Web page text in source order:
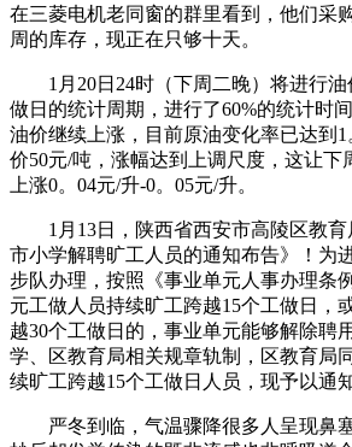
在三菱电机老同窗的群里看到，他们采
周的库存，现正在只够十天。
1月20日24时（下周二晚）将进行油
做日的统计周期，进行了60%的统计时
油价继续上涨，目前原油变化率已达到1
价50元/吨，涨幅达到上调尺度，这让下
上涨0。04元/升-0。05元/升。
1月13日，陕西省西安市高陵区教育
市小学解聘旷工人员的通知布告》！为
步队办理，按照《事业单元人事办理条
元工做人员持续旷工跨越15个工做日，
越30个工做日的，事业单元能够解除聘
学、区教育局相关规章轨制，区教育局
续旷工跨越15个工做日人员，现予以通
严冬到临，气温骤降很多人呈现鼻